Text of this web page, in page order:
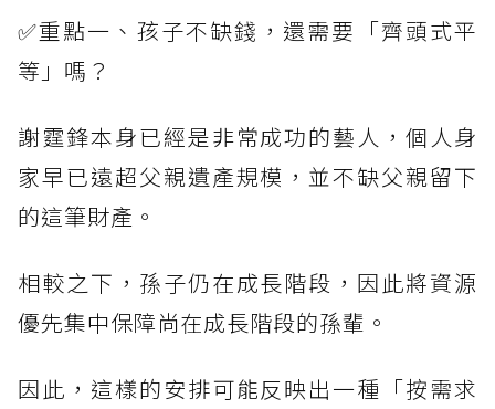
✅重點一、孩子不缺錢，還需要「齊頭式平
等」嗎？
謝霆鋒本身已經是非常成功的藝人，個人身
家早已遠超父親遺產規模，並不缺父親留下
的這筆財產。
相較之下，孫子仍在成長階段，因此將資源
優先集中保障尚在成長階段的孫輩。
因此，這樣的安排可能反映出一種「按需求